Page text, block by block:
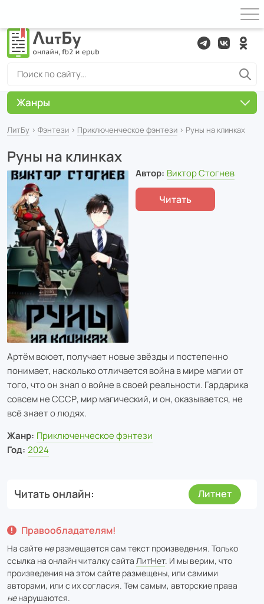
ЛитБу › Фэнтези › Приключенческое фэнтези › Руны на клинках
Руны на клинках
Автор: Виктор Стогнев
Читать
Артём воюет, получает новые звёзды и постепенно
понимает, насколько отличается война в мире магии от
того, что он знал о войне в своей реальности. Гардарика
совсем не СССР, мир магический, и он, оказывается, не
всё знает о людях.
Жанр: Приключенческое фэнтези
Год: 2024
Читать онлайн Литнет
Правообладателям!
На сайте неразмещается сам текст произведения. Только
ссылка на онлайн читалку сайта ЛитНет. И мы верим, что
произведения на этом сайте размещены, или самими
авторами, или с их согласия. Тем самым, авторские права
ненарушаются.
Жанры